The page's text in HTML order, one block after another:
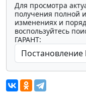
Для просмотра
получения полной
изменениях и
воспользуйтесь
ГАРАНТ: